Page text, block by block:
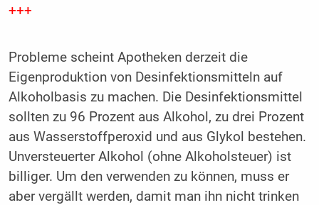
+++
Probleme scheint Apotheken derzeit die
Eigenproduktion von Desinfektionsmitteln auf
Alkoholbasis zu machen. Die Desinfektionsmittel
sollten zu 96 Prozent aus Alkohol, zu drei Prozent
aus Wasserstoffperoxid und aus Glykol bestehen.
Unversteuerter Alkohol (ohne Alkoholsteuer) ist
billiger. Um den verwenden zu können, muss er
aber vergällt werden, damit man ihn nicht trinken